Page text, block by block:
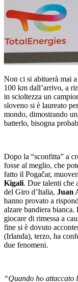
Non ci si abituerà mai
100 km dall’arrivo, a
in scioltezza un
sloveno si è laureato
mondo, dimostrando
batterlo, bisogna
Dopo la “sconfitta” a
fosse al meglio, che
fatto il Pogačar,
Kigali. Due talenti che
del Giro d’Italia, Juan
hanno provato a
alzare bandiera bianca.
giocare di rimessa a
fine si è dovuto
(Irlanda), terzo, ha
due fenomeni.
“Quando ho attaccato